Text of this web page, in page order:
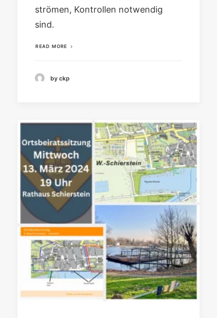
strömen, Kontrollen notwendig
sind.
READ MORE
by ckp